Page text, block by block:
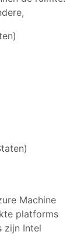
Machine
platforms
zijn Intel